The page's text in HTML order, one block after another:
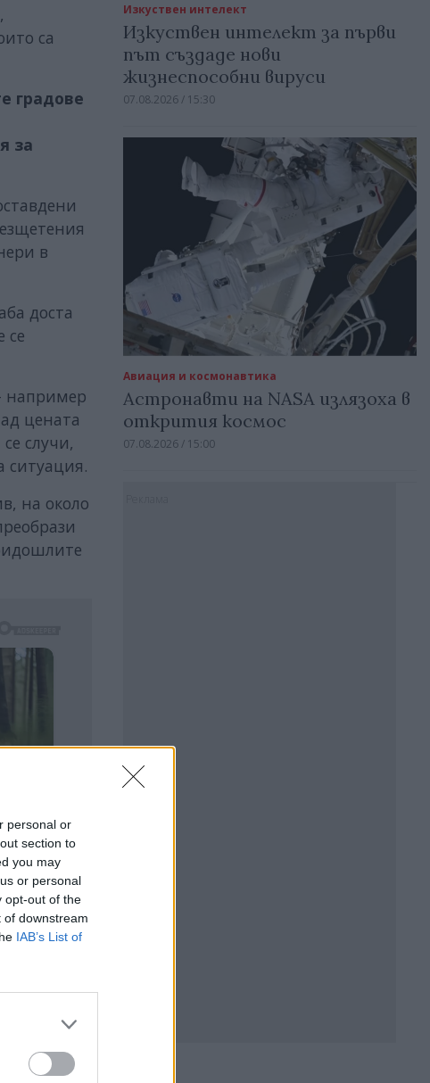
personal or
section to
you may
or personal
opt-out of the
of downstream
IAB’s List of
са
градове
за
в
доста
се
например
цената
случи,
ситуация.
на около
Изкуствен интелект
Изкуствен интелект за първи
път създаде нови
жизнеспособни вируси
07.08.2026 / 15:30
Авиация и космонавтика
Астронавти на NASA излязоха в
открития космос
07.08.2026 / 15:00